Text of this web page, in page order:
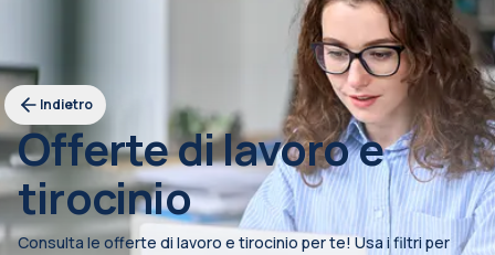
Indietro
Offerte di lavoro e
tirocinio
Consulta le offerte di lavoro e tirocinio per te! Usa i filtri per